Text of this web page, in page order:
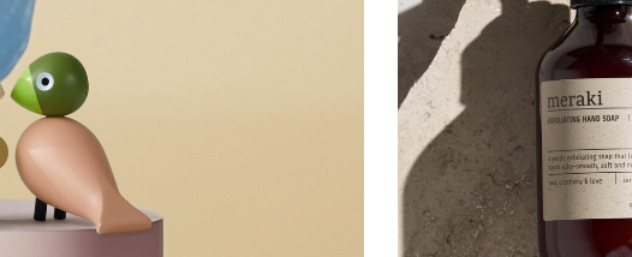
Strandtorget, 2609 Lillehammer
Åpent i dag 09-20
Strømmen - Thon Senter Strømmen